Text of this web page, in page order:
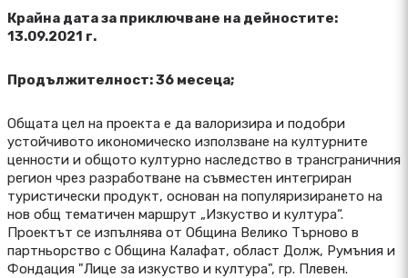
Крайна дата за приключване на дейностите:
13.09.2021 г.
Продължителност: 36 месеца;
Общата цел на проекта е да валоризира и подобри
устойчивото икономическо използване на културните
ценности и общото културно наследство в трансграничния
регион чрез разработване на съвместен интегриран
туристически продукт, основан на популяризирането на
нов общ тематичен маршрут „Изкуство и култура“.
Проектът се изпълнява от Община Велико Търново в
партньорство с Община Калафат, област Долж, Румъния и
Фондация "Лице за изкуство и култура", гр. Плевен.